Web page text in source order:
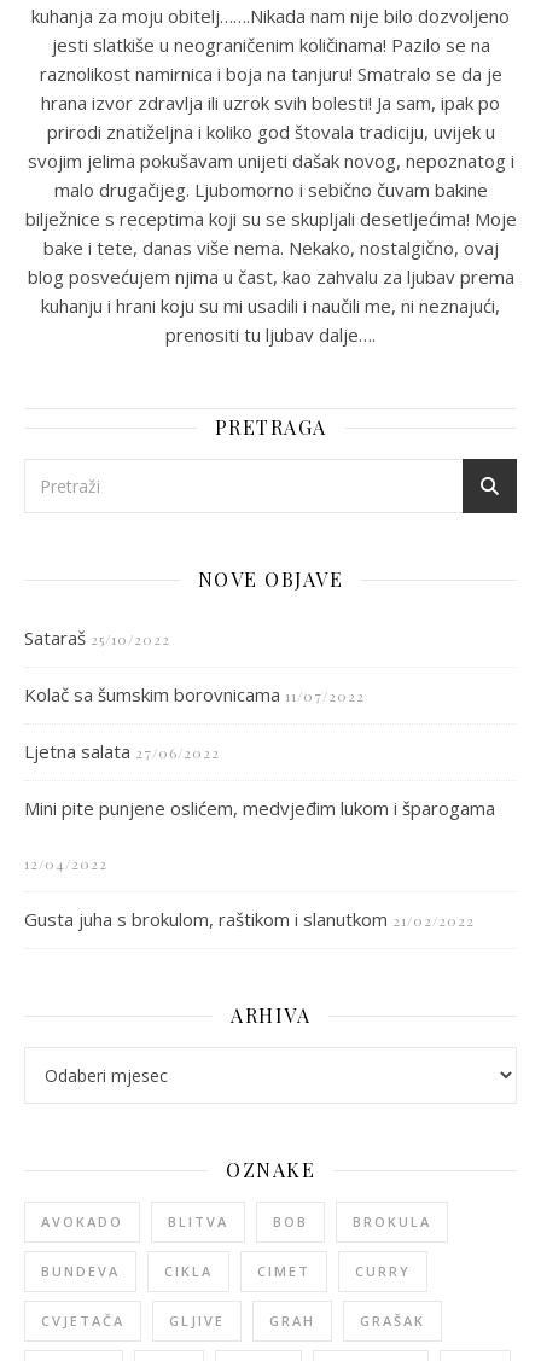
kuhanja za moju obitelj…….Nikada nam nije bilo dozvoljeno
jesti slatkiše u neograničenim količinama! Pazilo se na
raznolikost namirnica i boja na tanjuru! Smatralo se da je
hrana izvor zdravlja ili uzrok svih bolesti! Ja sam, ipak po
prirodi znatiželjna i koliko god štovala tradiciju, uvijek u
svojim jelima pokušavam unijeti dašak novog, nepoznatog i
malo drugačijeg. Ljubomorno i sebično čuvam bakine
bilježnice s receptima koji su se skupljali desetljećima! Moje
bake i tete, danas više nema. Nekako, nostalgično, ovaj
blog posvećujem njima u čast, kao zahvalu za ljubav prema
kuhanju i hrani koju su mi usadili i naučili me, ni neznajući,
prenositi tu ljubav dalje….
PRETRAGA
NOVE OBJAVE
Sataraš 25/10/2022
Kolač sa šumskim borovnicama 11/07/2022
Ljetna salata 27/06/2022
Mini pite punjene oslićem, medvjeđim lukom i šparogama
12/04/2022
Gusta juha s brokulom, raštikom i slanutkom 21/02/2022
ARHIVA
OZNAKE
AVOKADO BLITVA BOB BROKULA
BUNDEVA CIKLA CIMET CURRY
CVJETAČA GLJIVE GRAH GRAŠAK